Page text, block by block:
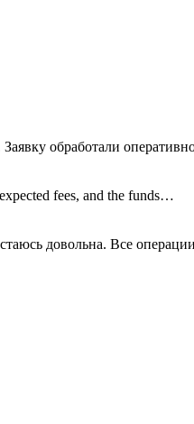
обработали
fees, and the funds…
довольна. Все операции